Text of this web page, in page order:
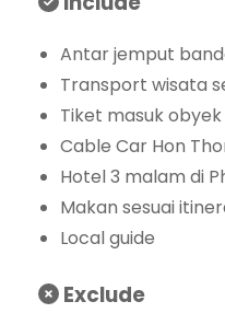
Antar jemput
Transport wisata
Tiket masuk
Cable Car Hon
Hotel 3 malam di
Makan sesuai
Local guide
Exclude